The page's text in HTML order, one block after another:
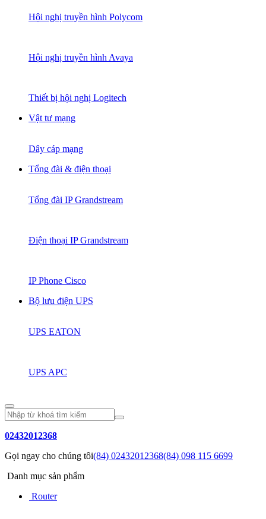
Hội nghị truyền hình Polycom
Hội nghị truyền hình Avaya
Thiết bị hội nghị Logitech
Vật tư mạng
Dây cáp mạng
Tổng đài & điện thoại
Tổng đài IP Grandstream
Điện thoại IP Grandstream
IP Phone Cisco
Bộ lưu điện UPS
UPS EATON
UPS APC
02432012368
Gọi ngay cho chúng tôi(84) 02432012368(84) 098 115 6699
Danh mục sản phẩm
Router